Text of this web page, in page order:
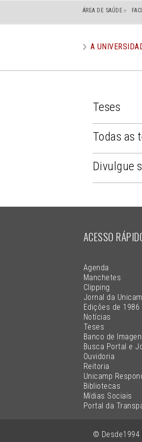
Main
superior
ÁREA DE SAÚDE
menu
A
TESES
Teses
Todas as
Divulgue
© Desde1994 |
ACESSO
Agenda
Manchetes
Clipping
Jornal da
Edições de 1986
Notícias
Teses
Banco de
Busca Portal e
Ouvidoria
Reitoria
Unicamp
Bibliotecas
Mídias Sociais
Portal da